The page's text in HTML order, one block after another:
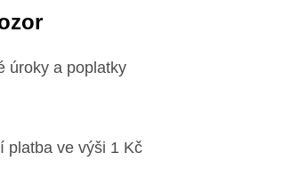
úroky a poplatky
platba ve výši 1 Kč